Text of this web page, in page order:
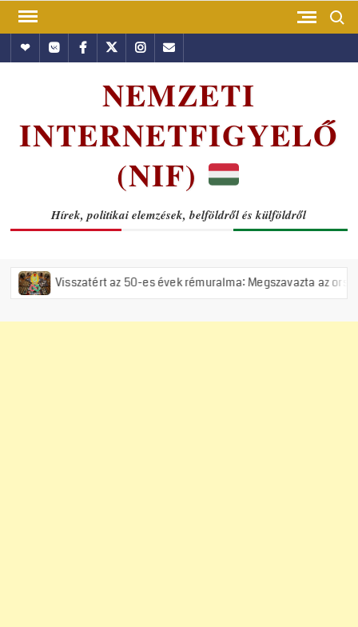
Skip
contentHundubVkontakte
Facebook
TwitterInstagram
Email
NEMZETI
INTERNETFIGYELŐ
(NIF)
Hírek, politikai elemzések, belföldről és külföldről
az 50-es évek rémuralma: Megszavazta az országgyűlés a